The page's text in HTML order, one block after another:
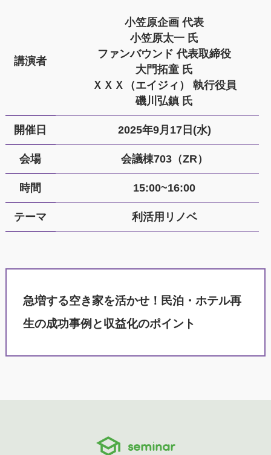
講演者
小笠原企画 代表
小笠原太一 氏
ファンバウンド 代表取締役
大門拓童 氏
ＸＸＸ（エイジィ） 執行役員
磯川弘鎮 氏
開催日 2025年9月17日(水)
会場 会議棟703（ZR）
時間 15:00~16:00
テーマ 利活用リノベ
急増する空き家を活かせ！民泊・ホテル再
生の成功事例と収益化のポイント
seminar